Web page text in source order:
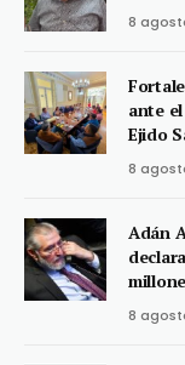
8
ante
Ejido
8
Adán
8